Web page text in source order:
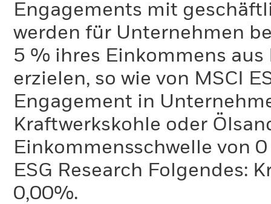
Engagements mit
werden für Unternehmen
5 % ihres Einkommens
erzielen, so wie von MSCI
Engagement in
Kraftwerkskohle oder
Einkommensschwelle von
ESG Research Folgendes:
0,00%.